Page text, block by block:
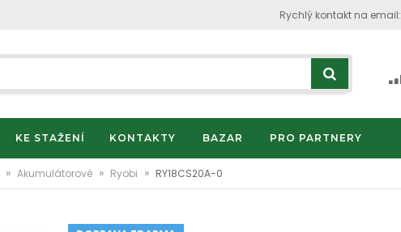
Rychlý kontakt na email:
KE STAŽENÍ KONTAKTY BAZAR PRO PARTNERY
» Akumulátorové » Ryobi » RY18CS20A-0